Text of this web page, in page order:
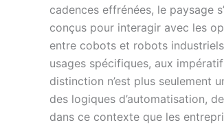
cadences effrénées, le paysage
conçus pour interagir avec les
entre cobots et robots
usages spécifiques, aux
distinction n’est plus seulement
des logiques d’automatisation,
dans ce contexte que les